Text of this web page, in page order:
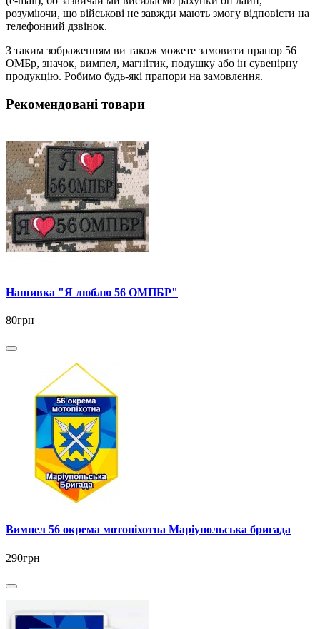
розуміючи, що військові не завжди мають змогу відповісти на
телефонний дзвінок.
З таким зображенням ви також можете замовити прапор 56
ОМБр, значок, вимпел, магнітик, подушку або ін сувенірну
продукцію. Робимо будь-які прапори на замовлення.
Рекомендовані товари
Нашивка "Я люблю 56 ОМПБР"
80грн
Вимпел 56 окрема мотопіхотна Маріупольська бригада
290грн